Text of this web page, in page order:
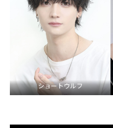
ショートウルフ